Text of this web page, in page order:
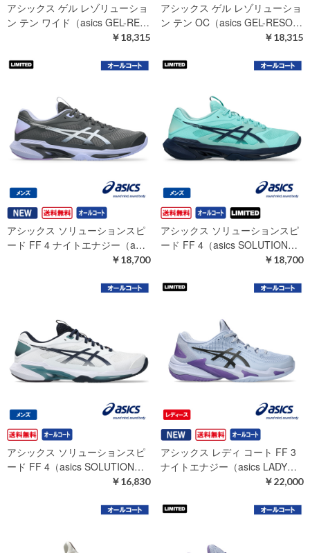
アシックス ゲル レゾリューショ
ン テン ワイド（asics GEL-RE…
￥18,315
アシックス ゲル レゾリューショ
ン テン OC（asics GEL-RESO…
￥18,315
アシックス ソリューションスピ
ード FF 4 ナイトエナジー（a…
￥18,700
アシックス ソリューションスピ
ード FF 4（asics SOLUTION…
￥18,700
アシックス ソリューションスピ
ード FF 4（asics SOLUTION…
￥16,830
アシックス レディ コート FF 3
ナイトエナジー（asics LADY…
￥22,000